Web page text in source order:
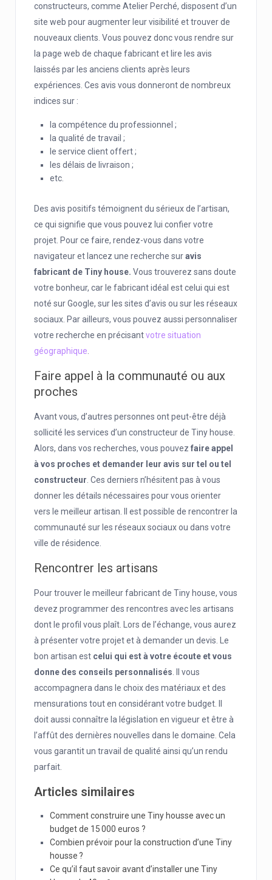
constructeurs, comme Atelier Perché, disposent d’un
site web pour augmenter leur visibilité et trouver de
nouveaux clients. Vous pouvez donc vous rendre sur
la page web de chaque fabricant et lire les avis
laissés par les anciens clients après leurs
expériences. Ces avis vous donneront de nombreux
indices sur :
la compétence du professionnel ;
la qualité de travail ;
le service client offert ;
les délais de livraison ;
etc.
Des avis positifs témoignent du sérieux de l’artisan,
ce qui signifie que vous pouvez lui confier votre
projet. Pour ce faire, rendez-vous dans votre
navigateur et lancez une recherche suravis
fabricant de Tiny house. Vous trouverez sans doute
votre bonheur, car le fabricant idéal est celui qui est
noté sur Google, sur les sites d’avis ou sur les réseaux
sociaux. Par ailleurs, vous pouvez aussi personnaliser
votre recherche en précisantvotre situation
géographique
Faire appel à la communauté ou aux
proches
Avant vous, d’autres personnes ont peut-être déjà
sollicité les services d’un constructeur de Tiny house.
Alors, dans vos recherches, vous pouvez faire appel
à vos proches et demander leur avis sur tel ou tel
constructeur . Ces derniers n’hésitent pas à vous
donner les détails nécessaires pour vous orienter
vers le meilleur artisan. Il est possible de rencontrer la
communauté sur les réseaux sociaux ou dans votre
ville de résidence.
Rencontrer les artisans
Pour trouver le meilleur fabricant de Tiny house, vous
devez programmer des rencontres avec les artisans
dont le profil vous plaît. Lors de l’échange, vous aurez
à présenter votre projet et à demander un devis. Le
bon artisan est celui qui est à votre écoute et vous
donne des conseils personnalisés . Il vous
accompagnera dans le choix des matériaux et des
mensurations tout en considérant votre budget. Il
doit aussi connaître la législation en vigueur et être à
l’affût des dernières nouvelles dans le domaine. Cela
vous garantit un travail de qualité ainsi qu’un rendu
parfait.
Articles similaires
Comment construire une Tiny housse avec un
budget de 15 000 euros ?
Combien prévoir pour la construction d’une Tiny
housse ?
Ce qu’il faut savoir avant d’installer une Tiny